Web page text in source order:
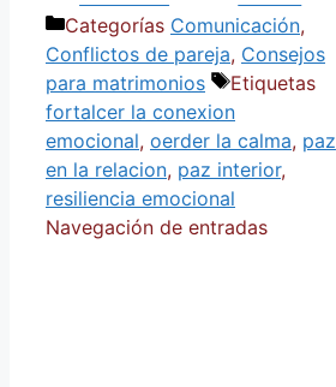
Categorías Comunicación,
Conflictos de pareja, Consejos
para matrimonios
Etiquetas
fortalcer la conexion
emocional, oerder la calma, paz
en la relacion, paz interior,
resiliencia emocional
Navegación de entradas